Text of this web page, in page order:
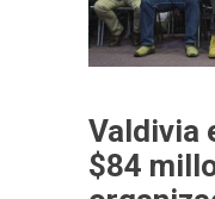
Valdivia
$84